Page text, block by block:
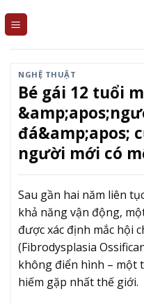
NGHỆ THUẬT
Bé gái 12 tuổi
đá&amp;apos;
người mới có
Sau gần hai năm liên
khả năng vận động,
được xác định mắc hội
(Fibrodysplasia
không điển hình – một
hiếm gặp nhất thế giới.